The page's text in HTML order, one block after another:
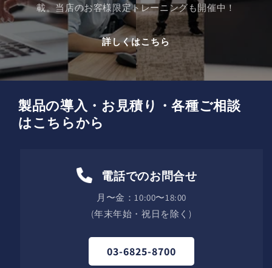
載。当店のお客様限定トレーニングも開催中！
詳しくはこちら
製品の導入・お見積り・各種ご相談
はこちらから
電話でのお問合せ
月〜金：10:00〜18:00
(年末年始・祝日を除く)
03-6825-8700